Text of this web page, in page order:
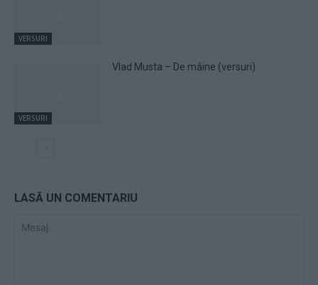
VERSURI
VERSURI
Vlad Musta – De mâine (versuri)
LASĂ UN COMENTARIU